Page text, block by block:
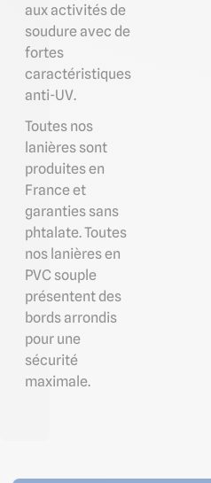
aux activités de
soudure avec de
fortes
caractéristiques
anti-UV.
Toutes nos
lanières sont
produites en
France et
garanties sans
phtalate. Toutes
nos lanières en
PVC souple
présentent des
bords arrondis
pour une
sécurité
maximale.